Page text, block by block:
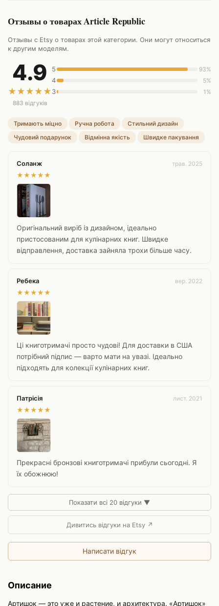
Отзывы о товарах Article Republic
Отзывы с Etsy о товарах этой категории. Они могут относиться
к другим моделям.
4.9
★ ★ ★ ★ ★
883 відгуків
5 93%
4 5%
3 1%
Тримають міцно Ручна робота
Стильний дизайн
Чудовий подарунок
Відмінна якість Швидке пакування
Соланж трав. 2025
★★★★★
Оригінальний виріб із дизайном, ідеально
пристосованим для кулінарних книг. Швидке
відправлення, доставка зайняла трохи більше часу.
Ребека вер. 2022
★★★★★
Ці книготримачі просто чудові! Для доставки в США
потрібний підпис — варто мати на увазі. Ідеально
підходять для колекції кулінарних книг.
Патрісія лист. 2021
★★★★★
Прекрасні бронзові книготримачі прибули сьогодні. Я
їх обожнюю!
Показати всі 20 відгуки ▼
Дивитись відгуки на Etsy ↗
Написати відгук
Описание
Артишок — это уже и растение, и архитектура. «Артишок»